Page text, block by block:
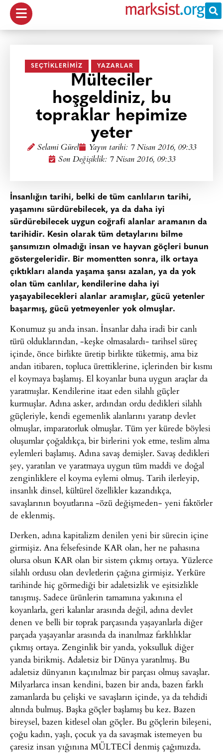
SEÇTIKLERIMIZ YAZARLAR
Mülteciler
hoşgeldiniz, bu
topraklar hepimize
yeter
Selami Gürel Yayın tarihi: 7 Nisan 2016, 09:33
Son Değişiklik: 7 Nisan 2016, 09:33
İnsanlığın tarihi, belki de tüm canlıların tarihi,
yaşamını sürdürebilecek, ya da daha iyi
sürdürebilecek uygun coğrafi alanlar aramanın da
tarihidir. Kesin olarak tüm detaylarını bilme
şansımızın olmadığı insan ve hayvan göçleri bunun
göstergeleridir. Bir momentten sonra, ilk ortaya
çıktıkları alanda yaşama şansı azalan, ya da yok
olan tüm canlılar, kendilerine daha iyi
yaşayabilecekleri alanlar aramışlar, gücü yetenler
başarmış, gücü yetmeyenler yok olmuşlar.
Konumuz şu anda insan. İnsanlar daha iradi bir canlı
türü olduklarından, -keşke olmasalardı- tarihsel süreç
içinde, önce birlikte üretip birlikte tüketmiş, ama biz
andan itibaren, topluca ürettiklerine, içlerinden bir kısmı
el koymaya başlamış. El koyanlar buna uygun araçlar da
yaratmışlar. Kendilerine itaat eden silahlı güçler
kurmuşlar. Adına asker, ardından ordu dedikleri silahlı
güçleriyle, kendi egemenlik alanlarını yaratıp devlet
olmuşlar, imparatorluk olmuşlar. Tüm yer kürede böylesi
oluşumlar çoğaldıkça, bir birlerini yok etme, teslim alma
eylemleri başlamış. Adına savaş demişler. Savaş dedikleri
şey, yaratılan ve yaratmaya uygun tüm maddi ve doğal
zenginliklere el koyma eylemi olmuş. Tarih ilerleyip,
insanlık dinsel, kültürel özellikler kazandıkça,
savaşlarının boyutlarına -özü değişmeden- yeni faktörler
de eklenmiş.
Derken, adına kapitalizm denilen yeni bir sürecin içine
girmişiz. Ana felsefesinde KAR olan, her ne pahasına
olursa olsun KAR olan bir sistem çıkmış ortaya. Yüzlerce
silahlı ordusu olan devletlerin çağına girmişiz. Yerküre
tarihinde hiç görmediği bir adaletsizlik ve eşitsizlikle
tanışmış. Sadece ürünlerin tamamına yakınına el
koyanlarla, geri kalanlar arasında değil, adına devlet
denen ve belli bir toprak parçasında yaşayanlarla diğer
parçada yaşayanlar arasında da inanılmaz farklılıklar
çıkmış ortaya. Zenginlik bir yanda, yoksulluk diğer
yanda birikmiş. Adaletsiz bir Dünya yaratılmış. Bu
adaletsiz dünyanın kaçınılmaz bir parçası olmuş savaşlar.
Milyarlarca insan kendini, bazen bir anda, bazen farklı
zamanlarda bu çelişki ve savaşların içinde, ya da tehdidi
altında bulmuş. Başka göçler başlamış bu kez. Bazen
bireysel, bazen kitlesel olan göçler. Bu göçlerin bileşeni,
çoğu kadın, yaşlı, çocuk ya da savaşmak istemeyen bu
çaresiz insan yığınına MÜLTECİ denmiş çağımızda.